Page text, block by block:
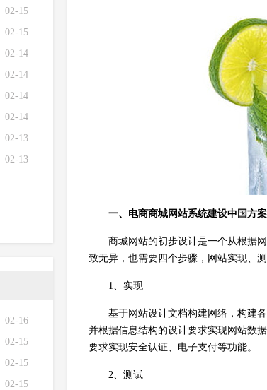
02-15
02-15
02-14
02-14
02-14
02-14
02-13
02-13
02-16
02-15
02-15
02-15
一、电商商城网站系统建设中国方
商城网站的初步设计是一个从根据
致无异，也需要四个步骤，网站实现、
1、实现
基于网站设计文档构建网络，构建
并根据信息结构的设计要求实现网站数
要求实现安全认证、电子支付等功能。
2、测试